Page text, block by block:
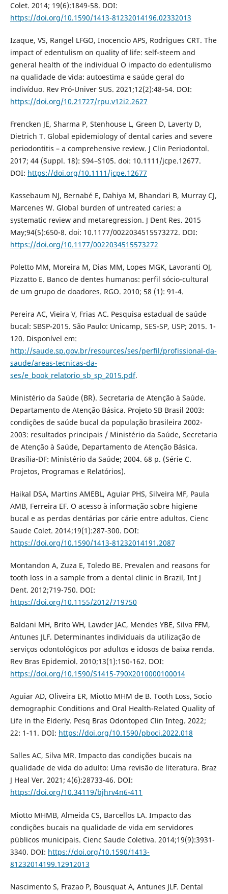
Colet. 2014; 19(6):1849-58. DOI:
https://doi.org/10.1590/1413-81232014196.02332013
Izaque, VS, Rangel LFGO, Inocencio APS, Rodrigues CRT. The
impact of edentulism on quality of life: self-steem and
general health of the individual O impacto do edentulismo
na qualidade de vida: autoestima e saúde geral do
indivíduo. Rev Pró-Univer SUS. 2021;12(2):48-54. DOI:
https://doi.org/10.21727/rpu.v12i2.2627
Frencken JE, Sharma P, Stenhouse L, Green D, Laverty D,
Dietrich T. Global epidemiology of dental caries and severe
periodontitis – a comprehensive review. J Clin Periodontol.
2017; 44 (Suppl. 18): S94–S105. doi: 10.1111/jcpe.12677.
DOI: https://doi.org/10.1111/jcpe.12677
Kassebaum NJ, Bernabé E, Dahiya M, Bhandari B, Murray CJ,
Marcenes W. Global burden of untreated caries: a
systematic review and metaregression. J Dent Res. 2015
May;94(5):650-8. doi: 10.1177/0022034515573272. DOI:
https://doi.org/10.1177/0022034515573272
Poletto MM, Moreira M, Dias MM, Lopes MGK, Lavoranti OJ,
Pizzatto E. Banco de dentes humanos: perfil sócio-cultural
de um grupo de doadores. RGO. 2010; 58 (1): 91-4.
Pereira AC, Vieira V, Frias AC. Pesquisa estadual de saúde
bucal: SBSP-2015. São Paulo: Unicamp, SES-SP, USP; 2015. 1-
120. Disponível em:
http://saude.sp.gov.br/resources/ses/perfil/profissional-da-
saude/areas-tecnicas-da-
ses/e_book_relatorio_sb_sp_2015.pdf.
Ministério da Saúde (BR). Secretaria de Atenção à Saúde.
Departamento de Atenção Básica. Projeto SB Brasil 2003:
condições de saúde bucal da população brasileira 2002-
2003: resultados principais / Ministério da Saúde, Secretaria
de Atenção à Saúde, Departamento de Atenção Básica.
Brasília-DF: Ministério da Saúde; 2004. 68 p. (Série C.
Projetos, Programas e Relatórios).
Haikal DSA, Martins AMEBL, Aguiar PHS, Silveira MF, Paula
AMB, Ferreira EF. O acesso à informação sobre higiene
bucal e as perdas dentárias por cárie entre adultos. Cienc
Saude Colet. 2014;19(1):287-300. DOI:
https://doi.org/10.1590/1413-81232014191.2087
Montandon A, Zuza E, Toledo BE. Prevalen and reasons for
tooth loss in a sample from a dental clinic in Brazil, Int J
Dent. 2012;719-750. DOI:
https://doi.org/10.1155/2012/719750
Baldani MH, Brito WH, Lawder JAC, Mendes YBE, Silva FFM,
Antunes JLF. Determinantes individuais da utilização de
serviços odontológicos por adultos e idosos de baixa renda.
Rev Bras Epidemiol. 2010;13(1):150-162. DOI:
https://doi.org/10.1590/S1415-790X2010000100014
Aguiar AD, Oliveira ER, Miotto MHM de B. Tooth Loss, Socio
demographic Conditions and Oral Health-Related Quality of
Life in the Elderly. Pesq Bras Odontoped Clin Integ. 2022;
22: 1-11. DOI: https://doi.org/10.1590/pboci.2022.018
Salles AC, Silva MR. Impacto das condições bucais na
qualidade de vida do adulto: Uma revisão de literatura. Braz
J Heal Ver. 2021; 4(6):28733-46. DOI:
https://doi.org/10.34119/bjhrv4n6-411
Miotto MHMB, Almeida CS, Barcellos LA. Impacto das
condições bucais na qualidade de vida em servidores
públicos municipais. Cienc Saude Coletiva. 2014;19(9):3931-
3340. DOI: https://doi.org/10.1590/1413-
81232014199.12912013
Nascimento S, Frazao P, Bousquat A, Antunes JLF. Dental